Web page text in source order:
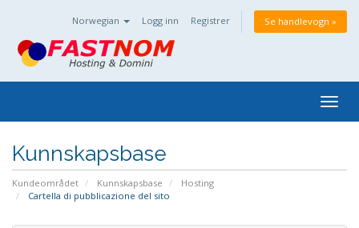
Norwegian Logg inn Registrer Se handlevogn »
Kunnskapsbase
Kundeområdet Kunnskapsbase
Hosting
Cartella di pubblicazione del sito